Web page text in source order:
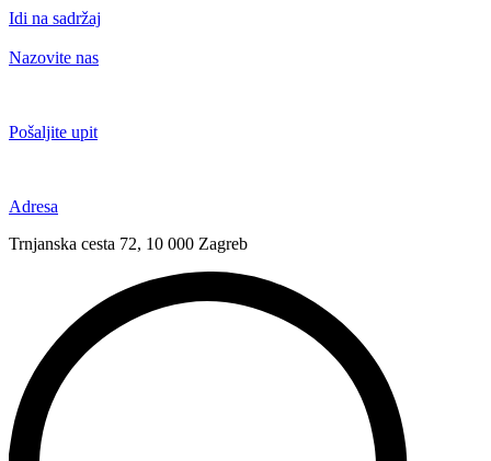
Idi na sadržaj
Nazovite nas
Pošaljite upit
Adresa
Trnjanska cesta 72, 10 000 Zagreb